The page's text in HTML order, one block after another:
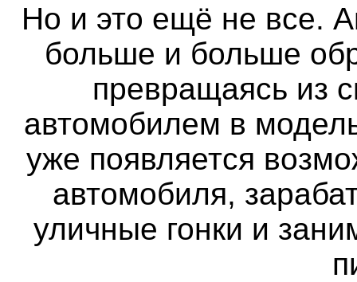
Но и это ещё не все.
больше и больше
превращаясь из
автомобилем в
уже появляется
автомобиля,
уличные гонки и